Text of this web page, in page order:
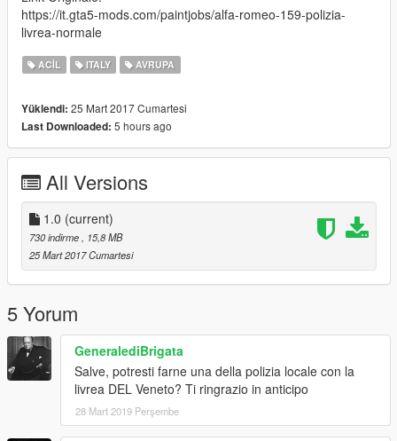
https://it.gta5-mods.com/paintjobs/alfa-romeo-159-polizia-
livrea-normale
ACIL ITALY AVRUPA
Yüklendi: 25 Mart 2017 Cumartesi
Last Downloaded: 5 hours ago
All Versions
1.0 (current)
730 indirme
, 15,8 MB
25 Mart 2017 Cumartesi
5 Yorum
GeneralediBrigata
Salve, potresti farne una della polizia locale con la
livrea DEL Veneto? Ti ringrazio in anticipo
28 Mart 2019 Perşembe